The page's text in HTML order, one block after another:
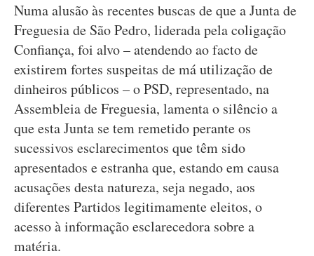
Numa alusão às recentes buscas de que a Junta de
Freguesia de São Pedro, liderada pela coligação
Confiança, foi alvo – atendendo ao facto de
existirem fortes suspeitas de má utilização de
dinheiros públicos – o PSD, representado, na
Assembleia de Freguesia, lamenta o silêncio a
que esta Junta se tem remetido perante os
sucessivos esclarecimentos que têm sido
apresentados e estranha que, estando em causa
acusações desta natureza, seja negado, aos
diferentes Partidos legitimamente eleitos, o
acesso à informação esclarecedora sobre a
matéria.